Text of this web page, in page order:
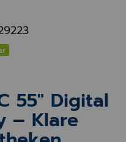
55" Digital
– Klare